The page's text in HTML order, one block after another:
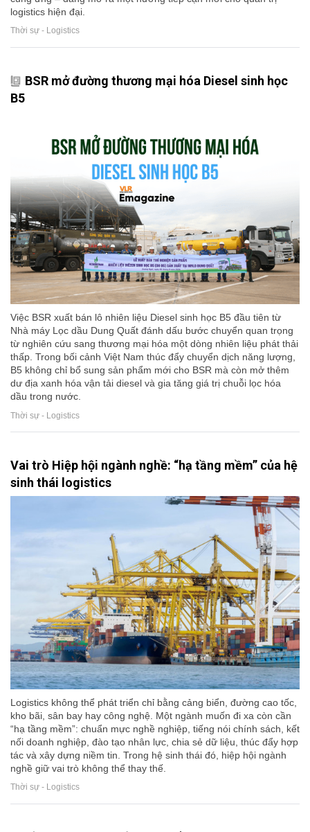
logistics hiện đại.
Thời sự - Logistics
BSR mở đường thương mại hóa Diesel sinh học
B5
Việc BSR xuất bán lô nhiên liệu Diesel sinh học B5 đầu tiên từ
Nhà máy Lọc dầu Dung Quất đánh dấu bước chuyển quan trọng
từ nghiên cứu sang thương mại hóa một dòng nhiên liệu phát thải
thấp. Trong bối cảnh Việt Nam thúc đẩy chuyển dịch năng lượng,
B5 không chỉ bổ sung sản phẩm mới cho BSR mà còn mở thêm
dư địa xanh hóa vận tải diesel và gia tăng giá trị chuỗi lọc hóa
dầu trong nước.
Thời sự - Logistics
Vai trò Hiệp hội ngành nghề: “hạ tầng mềm” của hệ
sinh thái logistics
Logistics không thể phát triển chỉ bằng cảng biển, đường cao tốc,
kho bãi, sân bay hay công nghệ. Một ngành muốn đi xa còn cần
“hạ tầng mềm”: chuẩn mực nghề nghiệp, tiếng nói chính sách, kết
nối doanh nghiệp, đào tạo nhân lực, chia sẻ dữ liệu, thúc đẩy hợp
tác và xây dựng niềm tin. Trong hệ sinh thái đó, hiệp hội ngành
nghề giữ vai trò không thể thay thế.
Thời sự - Logistics